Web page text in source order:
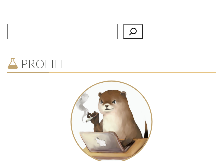
PROFILE